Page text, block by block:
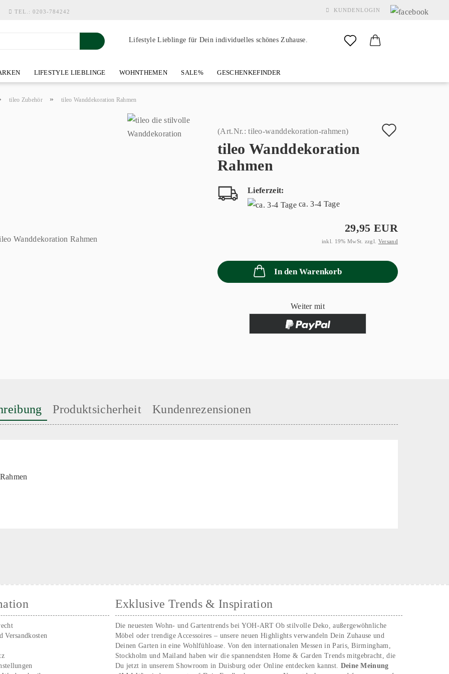
KUNDENLOGIN
Konto erstellen
TEL.: 0203-784242
Lifestyle Lieblinge für Dein individuelles schönes Zuhause.
LIFESTYLE LIEBLINGE WOHNTHEMEN SALE% GESCHENKEFINDER
tileo Zubehör » tileo Wanddekoration Rahmen
(Art.Nr.:tileo-wanddekoration-rahmen)
tileo Wanddekoration
Rahmen
Lieferzeit:
ca. 3-4 Tage
29,95 EUR
inkl. 19% MwSt. zzgl. Versand
In den Warenkorb
Weiter mit
Produktsicherheit Kundenrezensionen
Versandkosten
Exklusive Trends & Inspiration
Die neuesten Wohn- und Gartentrends bei YOH‑ART Ob stilvolle Deko, außergewöhnliche
Möbel oder trendige Accessoires – unsere neuen Highlights verwandeln Dein Zuhause und
Deinen Garten in eine Wohlfühloase. Von den internationalen Messen in Paris, Birmingham,
Stockholm und Mailand haben wir die spannendsten Home & Garden Trends mitgebracht, die
Du jetzt in unserem Showroom in Duisburg oder Online entdecken kannst. Deine Meinung